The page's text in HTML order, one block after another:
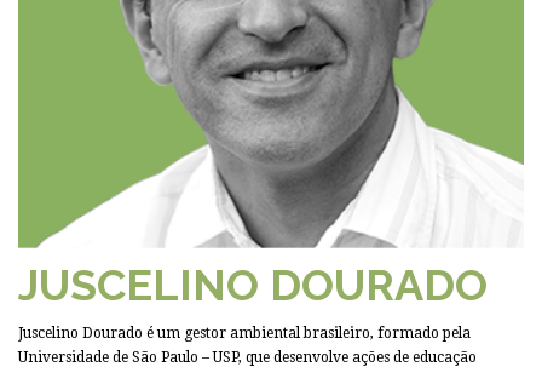
JUSCELINO DOURADO
Juscelino Dourado é um gestor ambiental brasileiro, formado pela
Universidade de São Paulo – USP, que desenvolve ações de educação